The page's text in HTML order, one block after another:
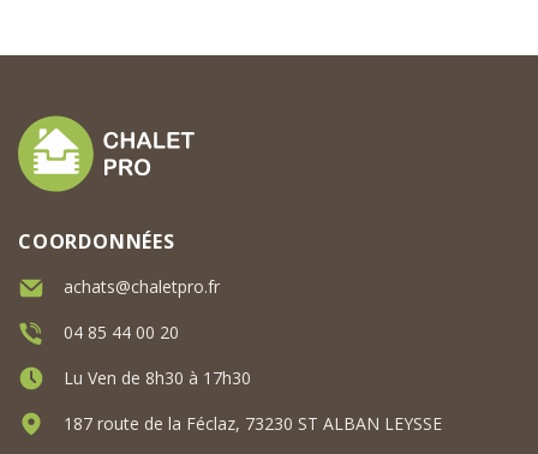
COORDONNÉES
achats@chaletpro.fr
04 85 44 00 20
Lu Ven de 8h30 à 17h30
187 route de la Féclaz, 73230 ST ALBAN LEYSSE